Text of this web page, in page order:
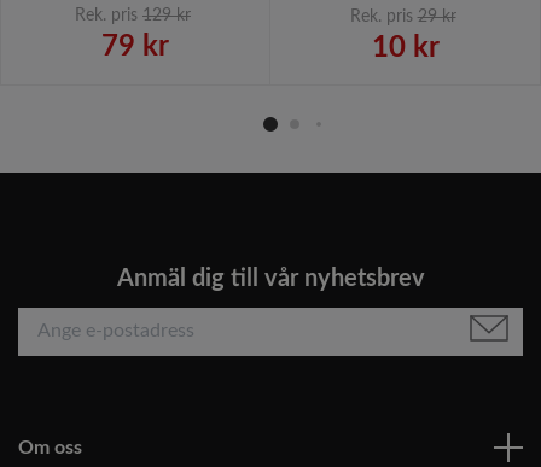
Rek. pris 129 kr
79 kr
Rek. pris 29 kr
10 kr
Anmäl dig till vår nyhetsbrev
Om oss